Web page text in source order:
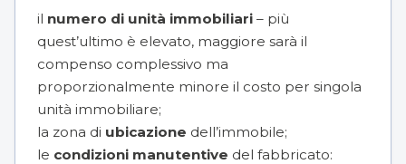
il numero di unità immobiliari – più
quest’ultimo è elevato, maggiore sarà il
compenso complessivo ma
proporzionalmente minore il costo per singola
unità immobiliare;
la zona di ubicazione dell’immobile;
le condizioni manutentive del fabbricato: